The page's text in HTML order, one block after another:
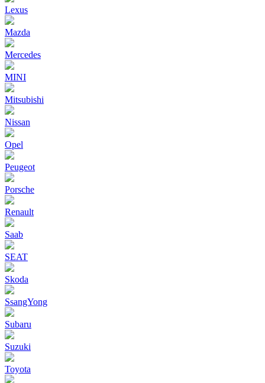
Lexus
Mazda
Mercedes
MINI
Mitsubishi
Nissan
Opel
Peugeot
Porsche
Renault
Saab
SEAT
Skoda
SsangYong
Subaru
Suzuki
Toyota